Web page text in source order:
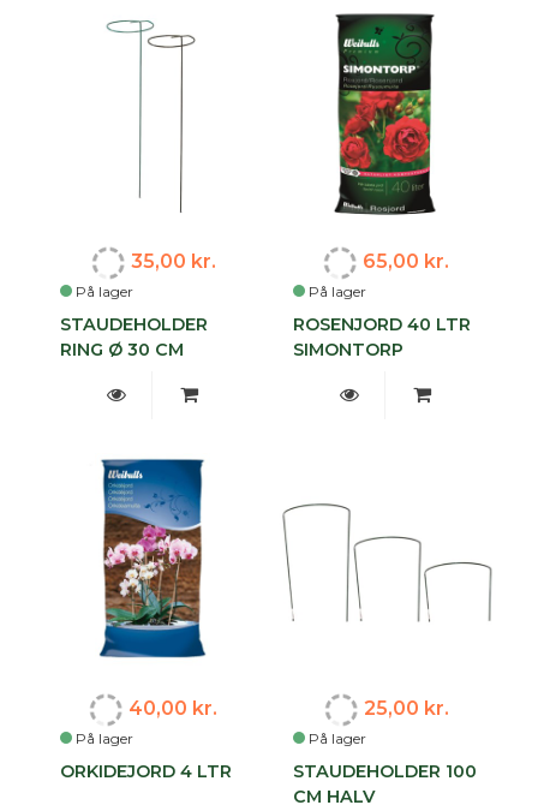
På lager
35,00 kr.
STAUDEHOLDER
RING Ø 30 CM
På lager
65,00 kr.
ROSENJORD 40 LTR
SIMONTORP
På lager
40,00 kr.
ORKIDEJORD 4 LTR
På lager
25,00 kr.
STAUDEHOLDER 100
CM HALV